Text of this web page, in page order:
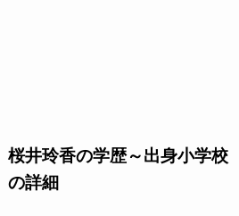
桜井玲香の学歴～出身小学校
の詳細